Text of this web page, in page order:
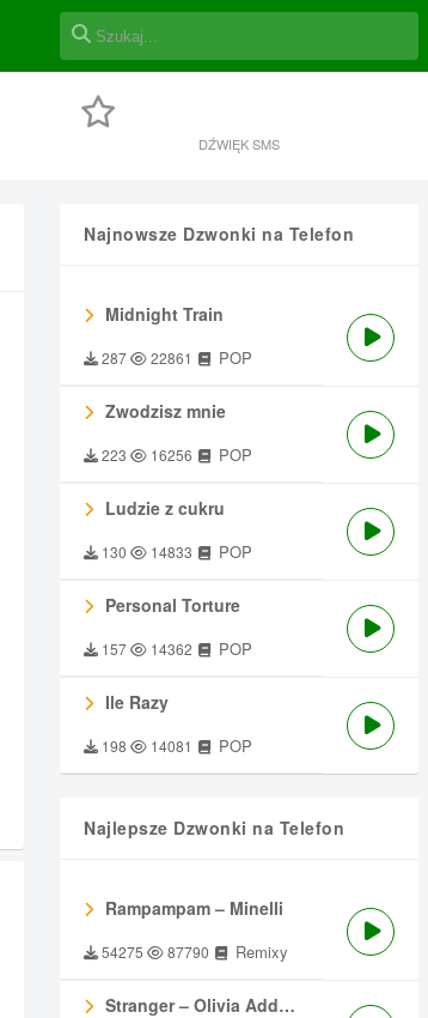
DŹWIĘK SMS
Najnowsze Dzwonki na Telefon
Midnight Train
287 22861 POP
Zwodzisz mnie
223 16256 POP
Ludzie z cukru
130 14833 POP
Personal Torture
157 14362 POP
Ile Razy
198 14081 POP
Najlepsze Dzwonki na Telefon
Rampampam – Minelli
54275 87790 Remixy
Stranger – Olivia Addams